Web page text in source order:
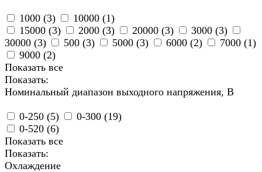
1000 (3) 10000 (1)
15000 (3) 2000 (3) 20000 (3) 3000 (3)
30000 (3) 500 (3) 5000 (3) 6000 (2) 7000 (1)
9000 (2)
Показать все
Показать:
Номинальный диапазон выходного напряжения, В
0-250 (5) 0-300 (19)
0-520 (6)
Показать все
Показать:
Охлаждение